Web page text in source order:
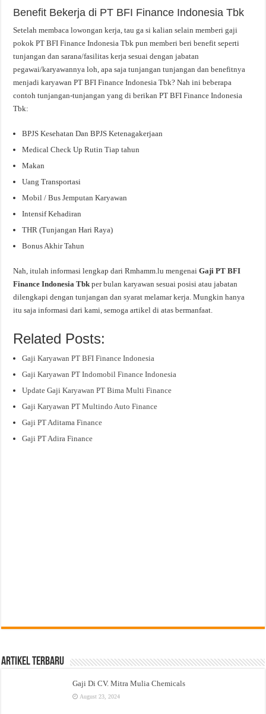
Benefit Bekerja di PT BFI Finance Indonesia Tbk
Setelah membaca lowongan kerja, tau ga si kalian selain memberi gaji
pokok PT BFI Finance Indonesia Tbk pun memberi beri benefit seperti
tunjangan dan sarana/fasilitas kerja sesuai dengan jabatan
pegawai/karyawannya loh, apa saja tunjangan tunjangan dan benefitnya
menjadi karyawan PT BFI Finance Indonesia Tbk? Nah ini beberapa
contoh tunjangan-tunjangan yang di berikan PT BFI Finance Indonesia
Tbk:
BPJS Kesehatan Dan BPJS Ketenagakerjaan
Medical Check Up Rutin Tiap tahun
Makan
Uang Transportasi
Mobil / Bus Jemputan Karyawan
Intensif Kehadiran
THR (Tunjangan Hari Raya)
Bonus Akhir Tahun
Nah, itulah informasi lengkap dari Rmhamm.lu mengenaiGaji PT BFI
Finance Indonesia Tbkper bulan karyawan sesuai posisi atau jabatan
dilengkapi dengan tunjangan dan syarat melamar kerja. Mungkin hanya
itu saja informasi dari kami, semoga artikel di atas bermanfaat.
Related Posts:
Gaji Karyawan PT BFI Finance Indonesia
Gaji Karyawan PT Indomobil Finance Indonesia
Update Gaji Karyawan PT Bima Multi Finance
Gaji Karyawan PT Multindo Auto Finance
Gaji PT Aditama Finance
Gaji PT Adira Finance
Artikel Terbaru
Gaji Di CV. Mitra Mulia Chemicals
August 23, 2024